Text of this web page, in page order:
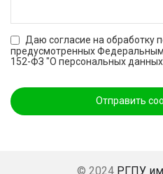
Даю согласие на обработку
предусмотренных
152-ФЗ "О персональных
Отправить
© 2024 РГПУ